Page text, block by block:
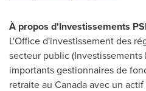
À propos d'Investissements
L'Office d'investissement des
secteur public (Investissements
importants gestionnaires de
retraite au Canadaavec un